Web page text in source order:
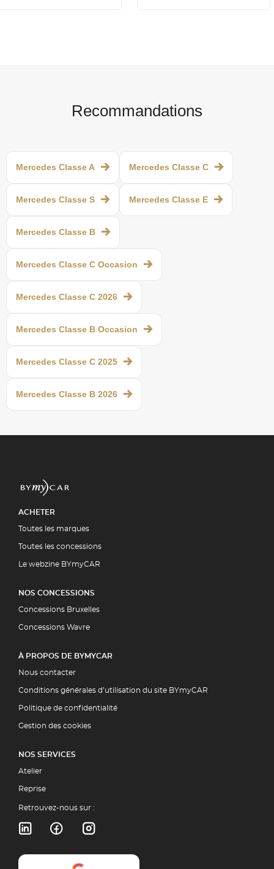
Recommandations
Mercedes Classe A Mercedes Classe C
Mercedes Classe S Mercedes Classe E
Mercedes Classe B
Mercedes Classe C Occasion
Mercedes Classe C 2026
Mercedes Classe B Occasion
Mercedes Classe C 2025
Mercedes Classe B 2026
ACHETER
Toutes les marques
Toutes les concessions
Le webzine BYmyCAR
NOS CONCESSIONS
Concessions Bruxelles
Concessions Wavre
À PROPOS DE BYMYCAR
Nous contacter
Conditions générales d’utilisation du site BYmyCAR
Politique de confidentialité
Gestion des cookies
NOS SERVICES
Atelier
Reprise
Retrouvez-nous sur :